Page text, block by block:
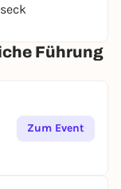
Führung
Zum Event